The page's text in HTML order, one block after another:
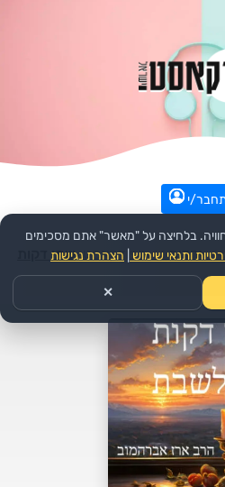
י
>> יהדות >>הפודקאסט: שתי דקות
בלחיצה על "מאשר" אתם מסכימים
ותנאי שימוש הצהרת נגישות
✕